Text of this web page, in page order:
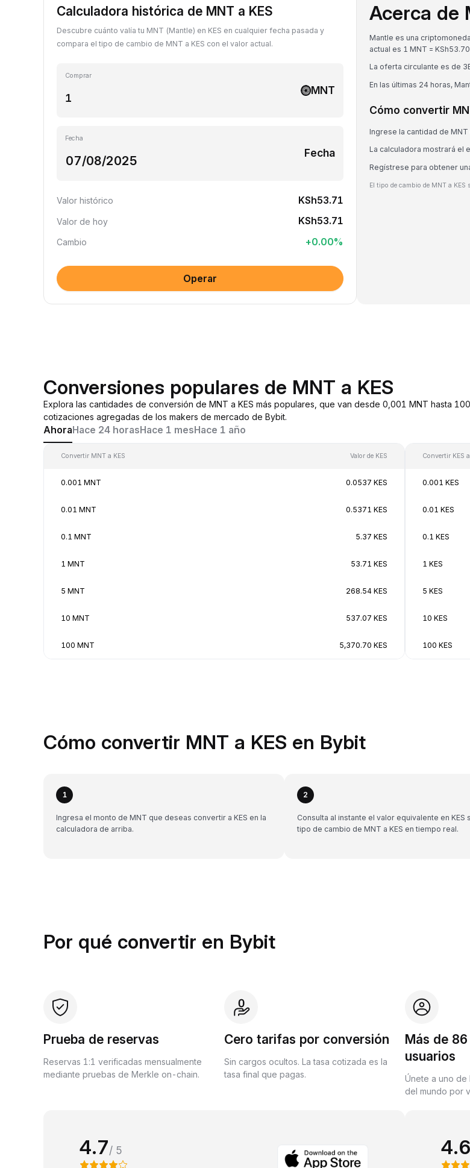
Calculadora histórica de MNT a KES
Descubre cuánto valía tu MNT (Mantle) en KES en cualquier fecha pasada y
compara el tipo de cambio de MNT a KES con el valor actual.
Comprar
MNT
Fecha
Fecha
Valor histórico KSh53.71
Valor de hoy KSh53.71
Cambio +0.00%
Operar
Acerca de
Mantle es una
actual es 1 MNT =
La oferta circulante es de
En las últimas 24 horas,
Cómo convertir
Ingrese la cantidad de
La calculadora mostrará el
Regístrese para obtener
El tipo de cambio de MNT a KES
Conversiones populares de MNT a KES
Explora las cantidades de conversión de MNT a KES más populares, que van desde 0,001 MNT hasta
cotizaciones agregadas de los makers de mercado de Bybit.
AhoraHace 24 horasHace 1 mesHace 1 año
Convertir MNT a KES Valor de KES
0.001 MNT 0.0537 KES
0.01 MNT 0.5371 KES
0.1 MNT 5.37 KES
1 MNT 53.71 KES
5 MNT 268.54 KES
10 MNT 537.07 KES
100 MNT 5,370.70 KES
Convertir KES
0.001 KES
0.01 KES
0.1 KES
1 KES
5 KES
10 KES
100 KES
Cómo convertir MNT a KES en Bybit
1
Ingresa el monto de MNT que deseas convertir a KES en la
calculadora de arriba.
2
Consulta al instante el valor equivalente en KES
tipo de cambio de MNT a KES en tiempo real.
Por qué convertir en Bybit
Prueba de reservas
Reservas 1:1 verificadas mensualmente
mediante pruebas de Merkle on-chain.
Cero tarifas por conversión
Sin cargos ocultos. La tasa cotizada es la
tasa final que pagas.
Más de
usuarios
Únete a uno de
del mundo por
4.7/ 5 4.6